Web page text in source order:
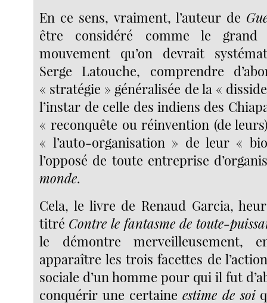
En ce sens, vraiment, l’auteur de
être considéré comme le grand
mouvement qu’on devrait
Serge Latouche, comprendre
« stratégie » généralisée de la «
l’instar de celle des indiens des
« reconquête ou réinvention (de
« l’auto-organisation » de leur «
l’opposé de toute entreprise
monde.
Cela, le livre de Renaud Garcia,
titré Contre le fantasme de toute-
le démontre merveilleusement,
apparaître les trois facettes de
sociale d’un homme pour qui il fut
conquérir une certaine estime de soi